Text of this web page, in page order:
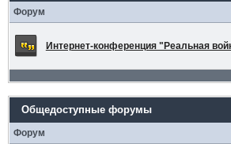
Форум
Интернет-конференция "Реальная
Общедоступные форумы
Форум